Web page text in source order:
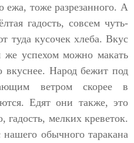
ежа, тоже разрезанного. А
гадость, совсем чуть-
туда кусочек хлеба. Вкус
успехом можно макать
Народ бежит под
ветром скорее в
Едят они также, это
мелких креветок.
обычного таракана